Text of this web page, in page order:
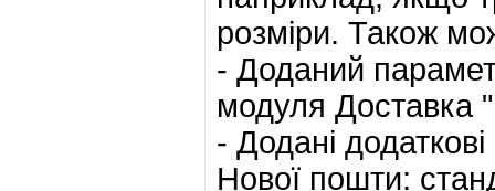
розміри. Також
- Доданий
модуля Доставка
- Додані
Нової пошти: